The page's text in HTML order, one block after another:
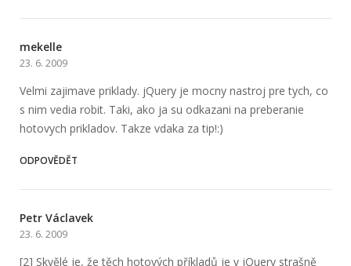
mekelle
23. 6. 2009
Velmi zajimave priklady. jQuery je mocny nastroj pre tych, co
s nim vedia robit. Taki, ako ja su odkazani na preberanie
hotovych prikladov. Takze vdaka za tip!:)
ODPOVĚDĚT
Petr Václavek
23. 6. 2009
[2] Skvělé je, že těch hotových příkladů je v jQuery strašně